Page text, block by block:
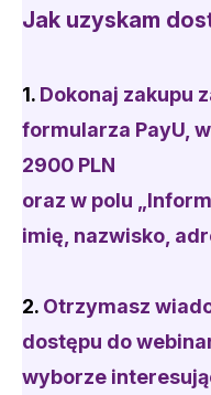
Jak uzyskam
1. Dokonaj zakupu
formularza PayU ,
2900 PLN
oraz w polu
imię, nazwisko,
2. Otrzymasz
dostępu do
wyborze